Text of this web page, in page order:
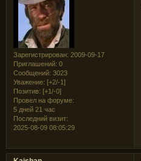
Зарегистрирован: 2009-09-17
Приглашений: 0
Сообщений: 3023
Уважение: [+2/-1]
Позитив: [+1/-0]
Провел на форуме:
5 дней 21 час
Последний визит:
2025-08-09 08:05:29